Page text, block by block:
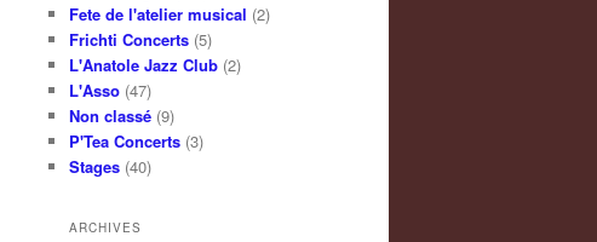
Fete de l'atelier musical (2)
Frichti Concerts (5)
L'Anatole Jazz Club (2)
L'Asso (47)
Non classé (9)
P'Tea Concerts (3)
Stages (40)
ARCHIVES